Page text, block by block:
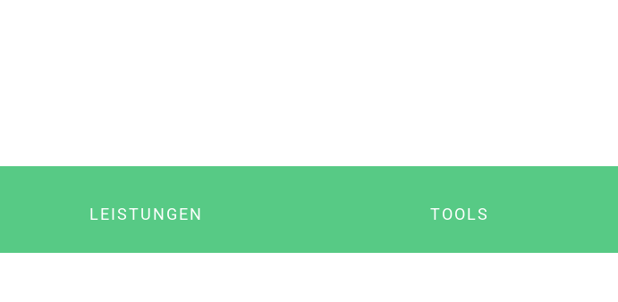
LEISTUNGEN TOOLS